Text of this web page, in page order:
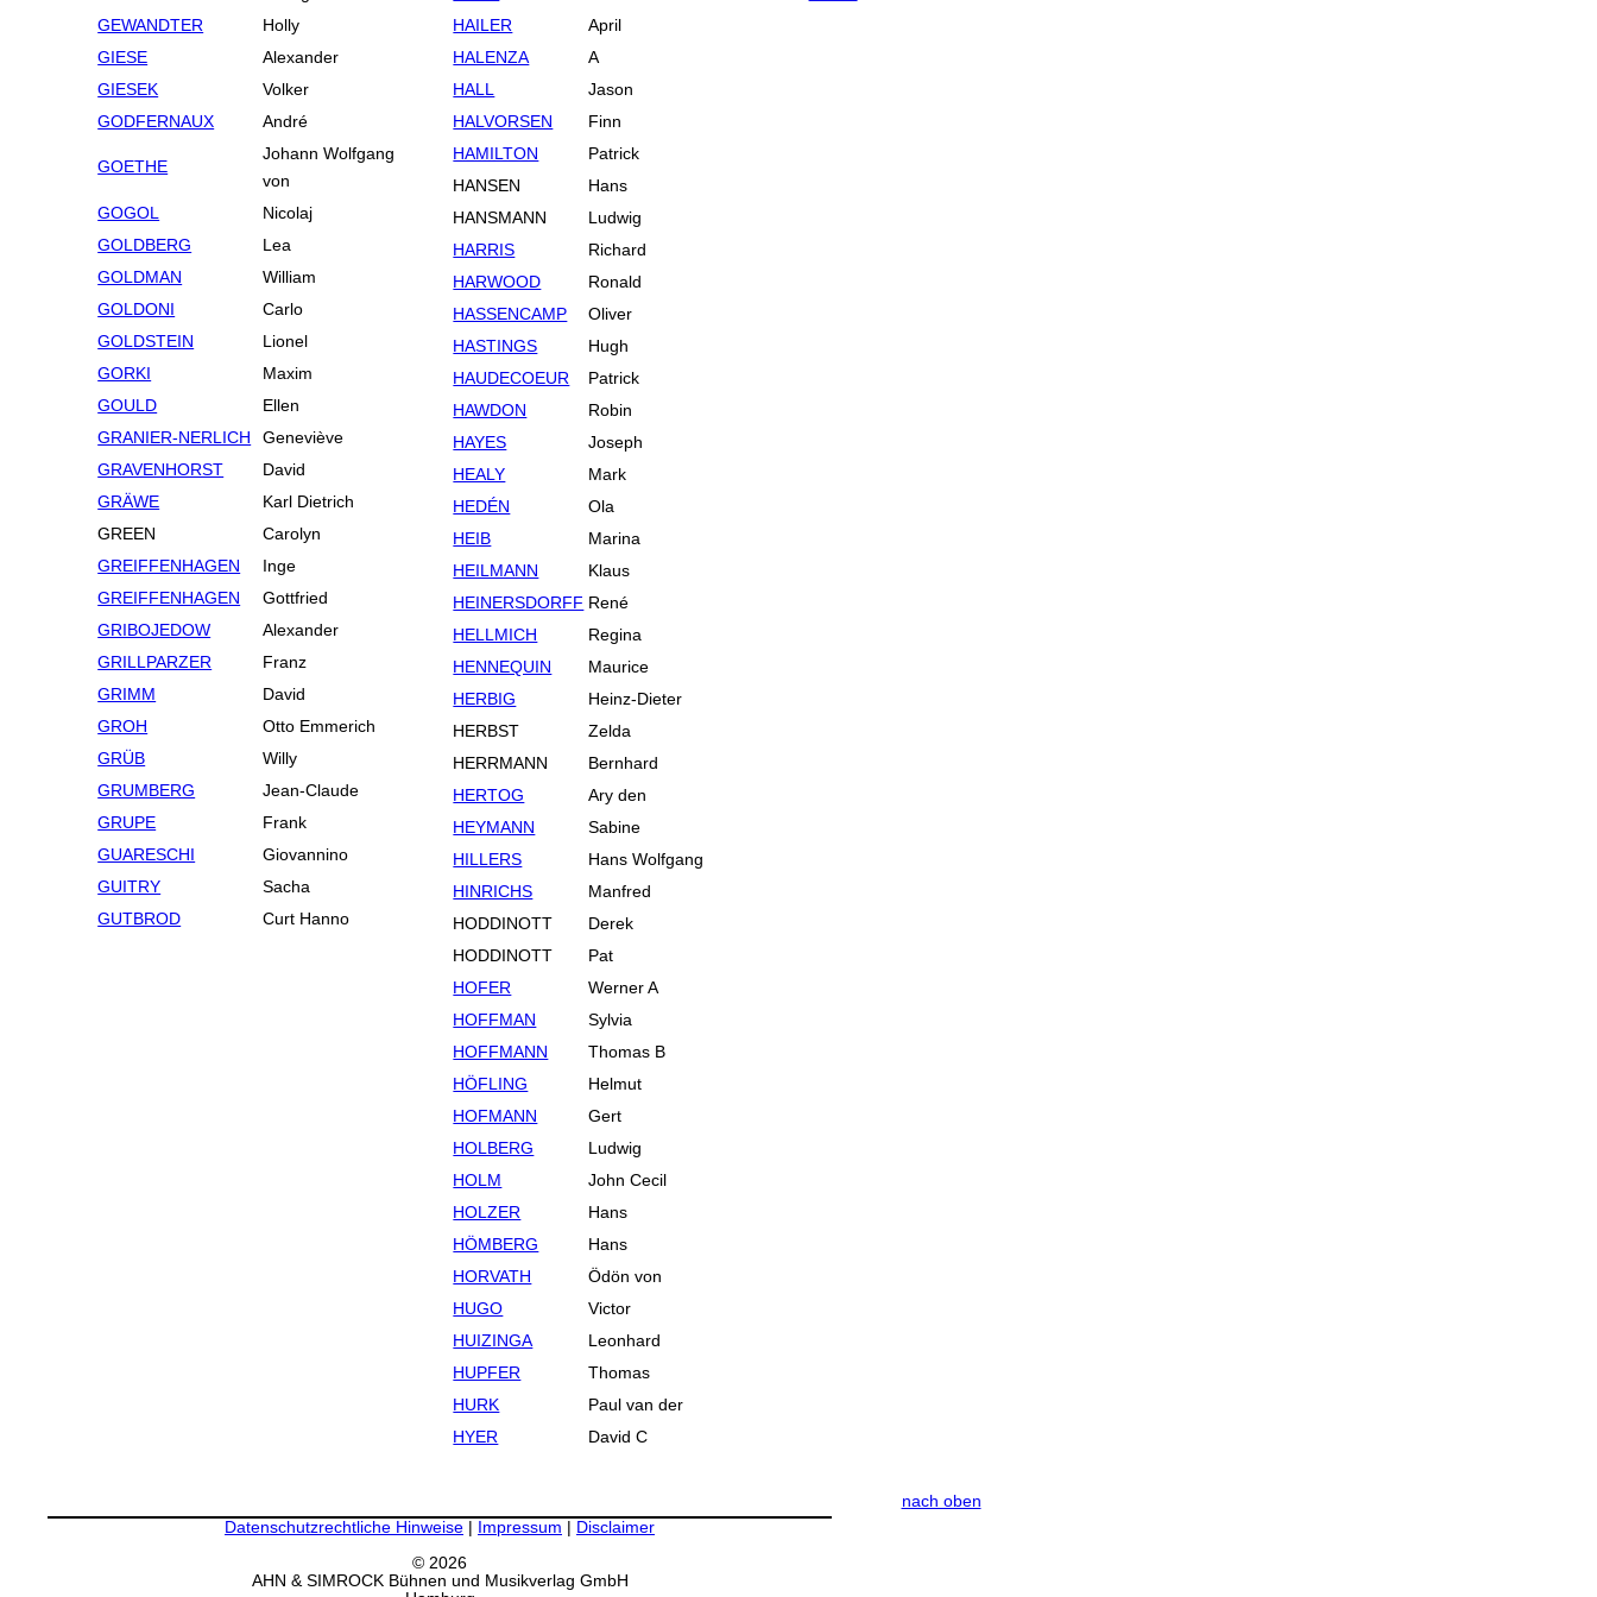
GEWANDTER
Holly
GIESE
Alexander
GIESEK
Volker
GODFERNAUX
André
GOETHE
Johann Wolfgang
von
GOGOL
Nicolaj
GOLDBERG
Lea
GOLDMAN
William
GOLDONI
Carlo
GOLDSTEIN
Lionel
GORKI
Maxim
GOULD
Ellen
GRANIER-NERLICH
Geneviève
GRAVENHORST
David
GRÄWE
Karl Dietrich
GREEN
Carolyn
GREIFFENHAGEN
Inge
GREIFFENHAGEN
Gottfried
GRIBOJEDOW
Alexander
GRILLPARZER
Franz
GRIMM
David
GROH
Otto Emmerich
GRÜB
Willy
GRUMBERG
Jean-Claude
GRUPE
Frank
GUARESCHI
Giovannino
GUITRY
Sacha
GUTBROD
Curt Hanno
HAILER
April
HALENZA
A
HALL
Jason
HALVORSEN
Finn
HAMILTON
Patrick
HANSEN
Hans
HANSMANN
Ludwig
HARRIS
Richard
HARWOOD
Ronald
HASSENCAMP
Oliver
HASTINGS
Hugh
HAUDECOEUR
Patrick
HAWDON
Robin
HAYES
Joseph
HEALY
Mark
HEDÉN
Ola
HEIB
Marina
HEILMANN
Klaus
HEINERSDORFF René
HELLMICH
Regina
HENNEQUIN
Maurice
HERBIG
Heinz-Dieter
HERBST
Zelda
HERRMANN
Bernhard
HERTOG
Ary den
HEYMANN
Sabine
HILLERS
Hans Wolfgang
HINRICHS
Manfred
HODDINOTT
Derek
HODDINOTT
Pat
HOFER
Werner A
HOFFMAN
Sylvia
HOFFMANN
Thomas B
HÖFLING
Helmut
HOFMANN
Gert
HOLBERG
Ludwig
HOLM
John Cecil
HOLZER
Hans
HÖMBERG
Hans
HORVATH
Ödön von
HUGO
Victor
HUIZINGA
Leonhard
HUPFER
Thomas
HURK
Paul van der
HYER
David C
nach oben
Datenschutzrechtliche Hinweise | Impressum | Disclaimer
© 2026
AHN & SIMROCK Bühnen und Musikverlag GmbH